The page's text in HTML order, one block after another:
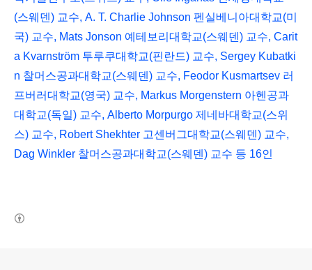
(스웨덴 ) 교수, A. T. Charlie Johnson 펜실베니아대학교(미
국) 교수, Mats Jonson 예테보리대학교(스웨덴 ) 교수, Carit
a Kvarnström 투루쿠대학교(핀란드) 교수, Sergey Kubatki
n 찰머스공과대학교(스웨덴 ) 교수, Feodor Kusmartsev 러
프버러대학교(영국) 교수, Markus Morgenstern 아헨공과
대학교(독일) 교수, Alberto Morpurgo 제네바대학교(스위
스) 교수, Robert Shekhter 고센버그대학교(스웨덴 ) 교수,
Dag Winkler 찰머스공과대학교(스웨덴 ) 교수 등 16인